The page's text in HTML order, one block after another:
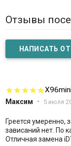
Отзывы
НАПИСАТЬ
Максим • 5 июля
Греется умеренно,
зависаний нет. По
Отличная замена